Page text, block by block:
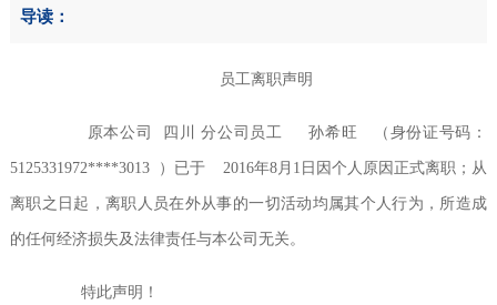
导读：
员工离职声明
原本公司 四川分公司员工 孙希旺 （身份证号码：
5125331972****3013 ）已于2016年8月 1 日因个人原因正式离职；从
离职之日起，离职人员在外从事的一切活动均属其个人行为，所造成
的任何经济损失及法律责任与本公司无关。
特此声明！